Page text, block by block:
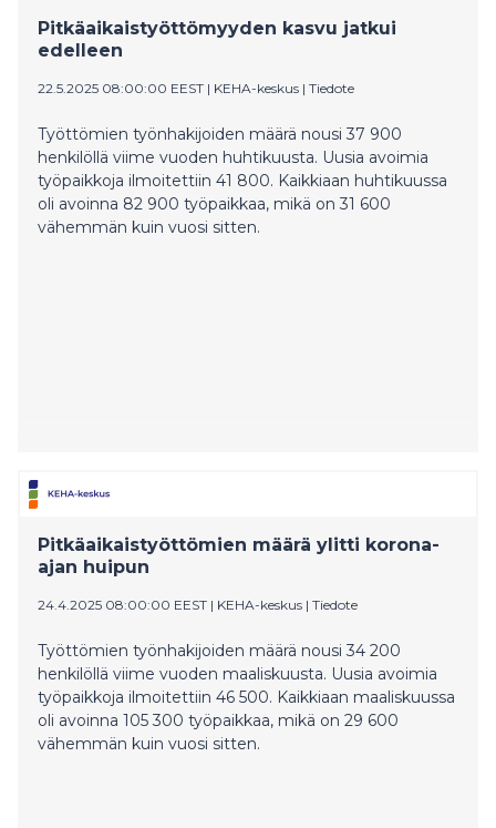
Pitkäaikaistyöttömyyden kasvu jatkui
edelleen
22.5.2025 08:00:00 EEST | KEHA-keskus | Tiedote
Työttömien työnhakijoiden määrä nousi 37 900
henkilöllä viime vuoden huhtikuusta. Uusia avoimia
työpaikkoja ilmoitettiin 41 800. Kaikkiaan huhtikuussa
oli avoinna 82 900 työpaikkaa, mikä on 31 600
vähemmän kuin vuosi sitten.
Pitkäaikaistyöttömien määrä ylitti korona-
ajan huipun
24.4.2025 08:00:00 EEST | KEHA-keskus | Tiedote
Työttömien työnhakijoiden määrä nousi 34 200
henkilöllä viime vuoden maaliskuusta. Uusia avoimia
työpaikkoja ilmoitettiin 46 500. Kaikkiaan maaliskuussa
oli avoinna 105 300 työpaikkaa, mikä on 29 600
vähemmän kuin vuosi sitten.